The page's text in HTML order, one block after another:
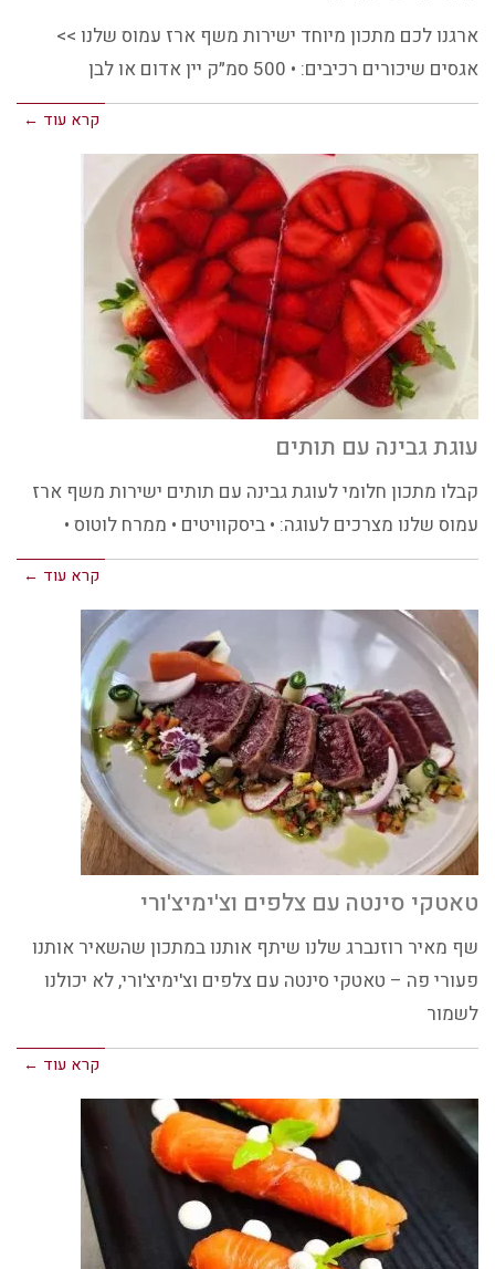
ארגנו לכם מתכון מיוחד ישירות משף ארז עמוס שלנו >>
אגסים שיכורים רכיבים: • 500 סמ״ק יין אדום או לבן
קרא עוד ←
עוגת גבינה עם תותים
קבלו מתכון חלומי לעוגת גבינה עם תותים ישירות משף ארז
עמוס שלנו מצרכים לעוגה: • ביסקוויטים • ממרח לוטוס •
קרא עוד ←
טאטקי סינטה עם צלפים וצ'ימיצ'ורי
שף מאיר רוזנברג שלנו שיתף אותנו במתכון שהשאיר אותנו
פעורי פה – טאטקי סינטה עם צלפים וצ'ימיצ'ורי, לא יכולנו
לשמור
קרא עוד ←